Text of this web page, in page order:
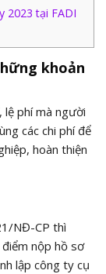
2023 tại FADI
khoản
lệ phí mà người
các chi phí để
hoàn thiện
NĐ-CP thì
nộp hồ sơ
lập công ty cụ